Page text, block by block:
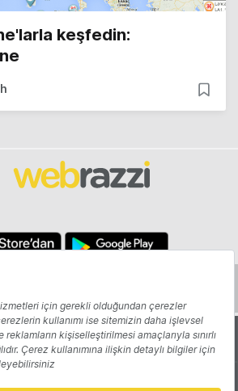
keşfedin:
Yazarlar
Reklam